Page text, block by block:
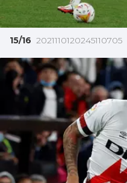
15/16 2021110120245110705